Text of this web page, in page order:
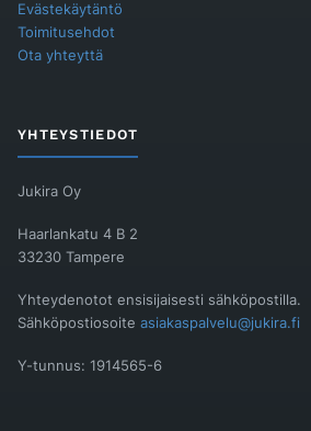
Evästekäytäntö
Toimitusehdot
Ota yhteyttä
YHTEYSTIEDOT
Jukira Oy
Haarlankatu 4 B 2
33230 Tampere
Yhteydenotot ensisijaisesti sähköpostilla.
Sähköpostiosoite asiakaspalvelu@jukira.fi
Y-tunnus: 1914565-6